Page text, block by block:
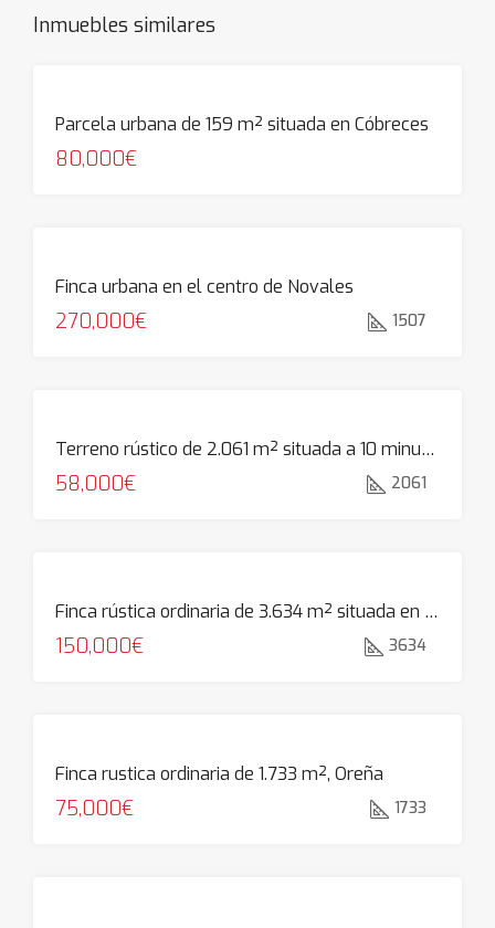
Inmuebles similares
Parcela urbana de 159 m² situada en Cóbreces
80,000€
Finca urbana en el centro de Novales
270,000€ 1507
Terreno rústico de 2.061 m² situada a 10 minutos de las playas de Cóbreces
58,000€ 2061
Finca rústica ordinaria de 3.634 m² situada en Pedreña
150,000€ 3634
Finca rustica ordinaria de 1.733 m², Oreña
75,000€ 1733